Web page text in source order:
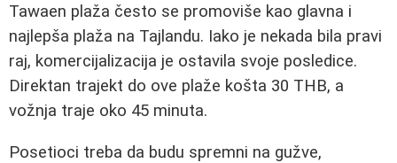
Tawaen plaža često se promoviše kao glavna i
najlepša plaža na Tajlandu. Iako je nekada bila pravi
raj, komercijalizacija je ostavila svoje posledice.
Direktan trajekt do ove plaže košta 30 THB, a
vožnja traje oko 45 minuta.
Posetioci treba da budu spremni na gužve,